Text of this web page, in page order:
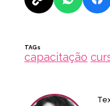
TAGs
capacitação